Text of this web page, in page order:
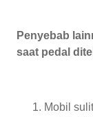
Penyebab
saat pedal
Mobil